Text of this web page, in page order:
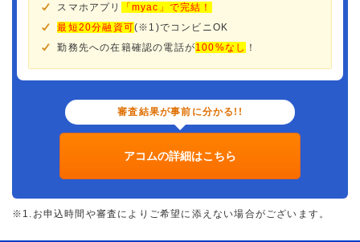
スマホアプリ
「myac」で完結！
最短20分融資可(※1)でコンビニOK
勤務先への在籍確認の電話が100%なし ！
審査結果が事前に分かる!!
アコムの詳細はこちら
※1.お申込時間や審査によりご希望に添えない場合がございます。